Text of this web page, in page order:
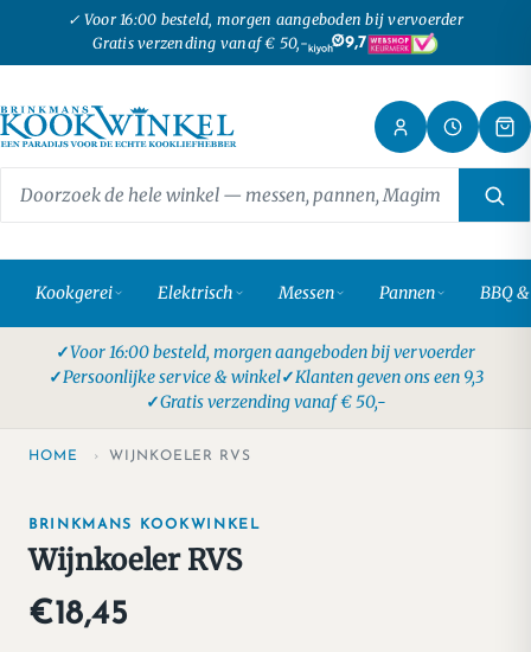
✓ Voor 16:00 besteld, morgen aangeboden bij vervoerder
Gratis verzending vanaf € 50,-
9,7
Kookgerei Elektrisch Messen Pannen BBQ
Voor 16:00 besteld, morgen aangeboden bij vervoerder
Persoonlijke service & winkel
Klanten geven ons een 9,3
Gratis verzending vanaf € 50,-
HOME › WIJNKOELER RVS
BRINKMANS KOOKWINKEL
Wijnkoeler RVS
€18,45